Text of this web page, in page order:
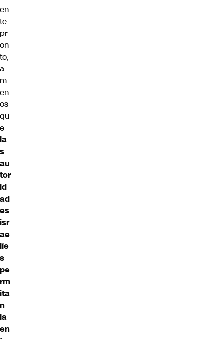
en
te
pr
on
to,
a
m
en
os
qu
e
la
s
au
tor
id
ad
es
isr
ae
líe
s
pe
rm
ita
n
la
en